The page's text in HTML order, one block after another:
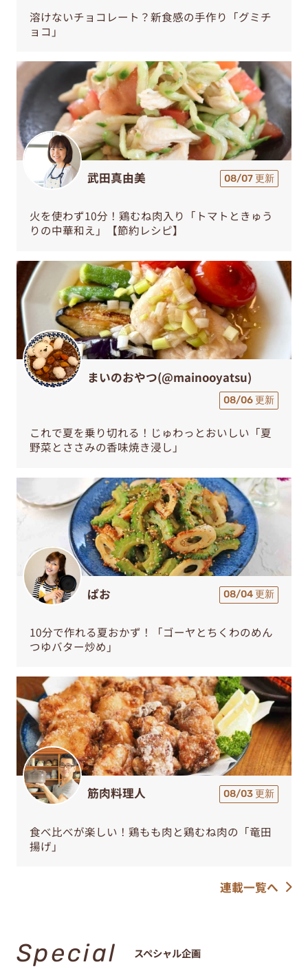
溶けないチョコレート？新食感の手作り「グミチ
ョコ」
武田真由美 08/07 更新
火を使わず10分！鶏むね肉入り「トマトときゅう
りの中華和え」【節約レシピ】
まいのおやつ(@mainooyatsu)
08/06 更新
これで夏を乗り切れる！じゅわっとおいしい「夏
野菜とささみの香味焼き浸し」
ぱお 08/04 更新
10分で作れる夏おかず！「ゴーヤとちくわのめん
つゆバター炒め」
筋肉料理人 08/03 更新
食べ比べが楽しい！鶏もも肉と鶏むね肉の「竜田
揚げ」
連載一覧へ
Special スペシャル企画